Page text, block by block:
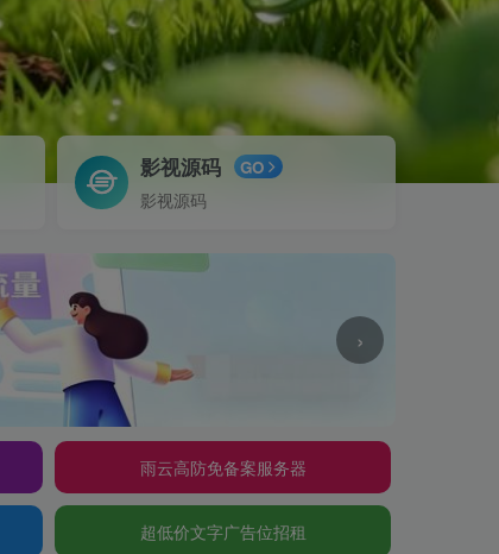
影视源码 GO
影视源码
›
雨云高防免备案服务器
超低价文字广告位招租